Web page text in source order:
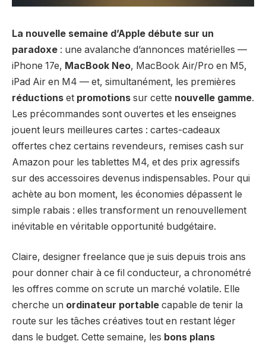
La nouvelle semaine d’Apple débute sur un
paradoxe : une avalanche d’annonces matérielles —
iPhone 17e, MacBook Neo, MacBook Air/Pro en M5,
iPad Air en M4 — et, simultanément, les premières
réductions et promotions sur cette nouvelle gamme.
Les précommandes sont ouvertes et les enseignes
jouent leurs meilleures cartes : cartes-cadeaux
offertes chez certains revendeurs, remises cash sur
Amazon pour les tablettes M4, et des prix agressifs
sur des accessoires devenus indispensables. Pour qui
achète au bon moment, les économies dépassent le
simple rabais : elles transforment un renouvellement
inévitable en véritable opportunité budgétaire.
Claire, designer freelance que je suis depuis trois ans
pour donner chair à ce fil conducteur, a chronométré
les offres comme on scrute un marché volatile. Elle
cherche un ordinateur portable capable de tenir la
route sur les tâches créatives tout en restant léger
dans le budget. Cette semaine, les bons plans